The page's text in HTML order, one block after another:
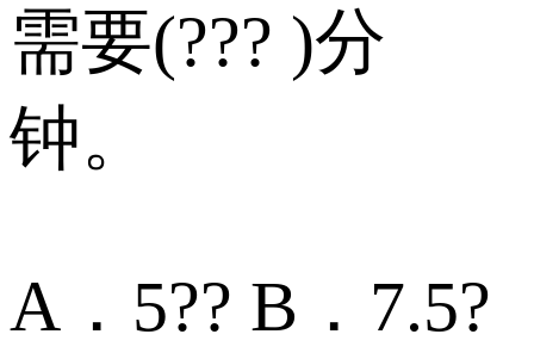
需要(??? )分
钟。
A．5?? B．7.5?